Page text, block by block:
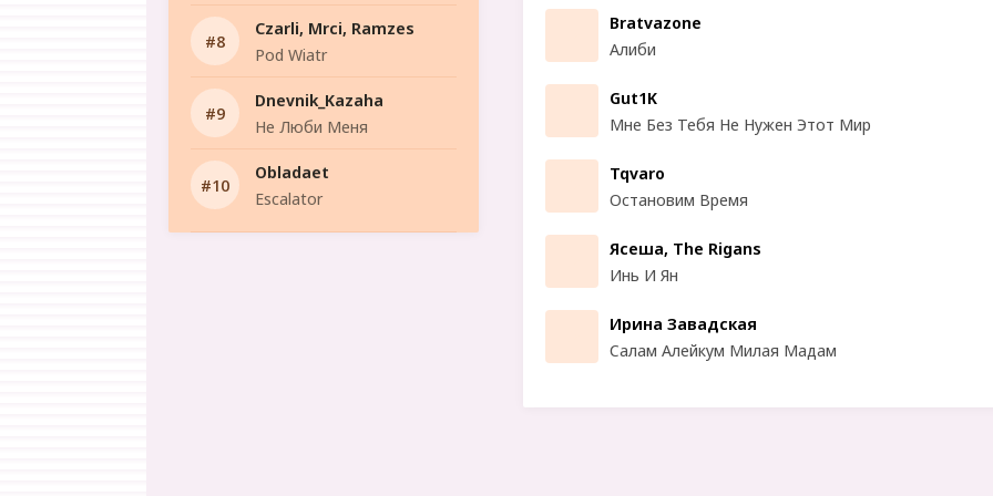
Czarli, Mrci, Ramzes
Pod Wiatr
Dnevnik_Kazaha
Не Люби Меня
Obladaet
Escalator
Bratvazone
Алиби
Gut1K
Мне Без Тебя Не Нужен Этот Мир
Tqvaro
Остановим Время
Ясеша, The Rigans
Инь И Ян
Ирина Завадская
Салам Алейкум Милая Мадам